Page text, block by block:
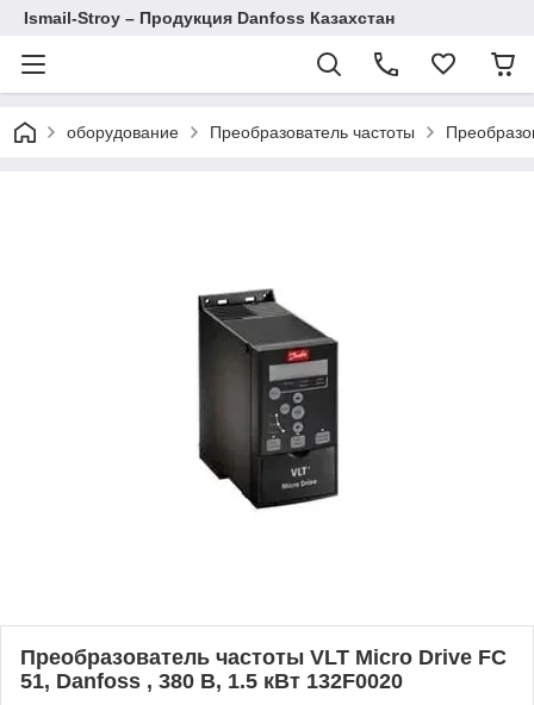
Ismail-Stroy – Продукция Danfoss Казахстан
оборудование Преобразователь частоты
Преобразователь частоты VLT Micro Drive FC
51, Danfoss , 380 В, 1.5 кВт 132F0020